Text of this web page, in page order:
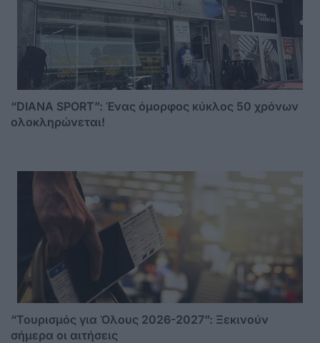
“DIANA SPORT”: Ένας όμορφος κύκλος 50 χρόνων
ολοκληρώνεται!
“Τουρισμός για Όλους 2026-2027”: Ξεκινούν
σήμερα οι αιτήσεις